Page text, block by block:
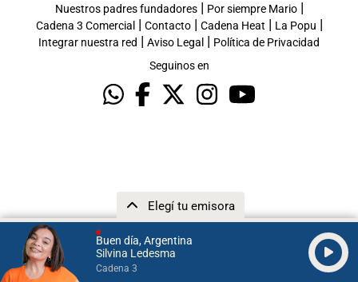
Buen día, Argentina
Silvina Ledesma
Cadena 3
Elegí tu emisora
Nuestros padres fundadores| Por siempre Mario|
Cadena 3 Comercial | Contacto| Cadena Heat | La Popu |
Integrar nuestra red | Aviso Legal | Política de Privacidad
Seguinos en